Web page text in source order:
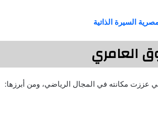
السيرة الذاتية
العامري
عززت مكانته في المجال الرياضي، ومن أبرزها: